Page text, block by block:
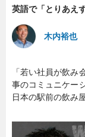
企業インタ
副業
英語で「とりあえ
木内裕也
「若い社員が飲
事のコミュニケー
日本の駅前の飲み